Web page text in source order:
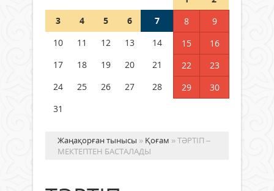
Германия аптап ыстыққа
бастады
04 тамыз 2026 ж.
3
4 5 6 7 8
9
10
11 12 13 14 15
16
17
18 19 20 21 22
23
24
25 26 27 28 29
30
31
Жаңақорған тынысы » Қоғам » ТӘРТІП –
МЕКТЕПТЕН БАСТАЛАДЫ